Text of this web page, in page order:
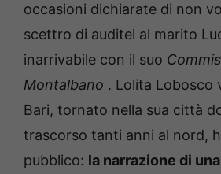
occasioni dichiarate di non
scettro di auditel al marito
inarrivabile con il suo
Montalbano . Lolita Lobosco
Bari, tornato nella sua città
trascorso tanti anni al nord,
pubblico: la narrazione di